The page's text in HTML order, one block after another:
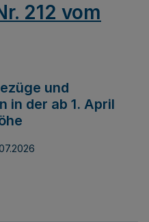
212 vom
und
in der ab 1. April